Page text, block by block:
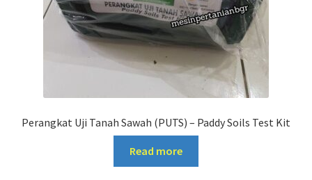
Perangkat Uji Tanah Sawah (PUTS) – Paddy Soils Test Kit
Read more